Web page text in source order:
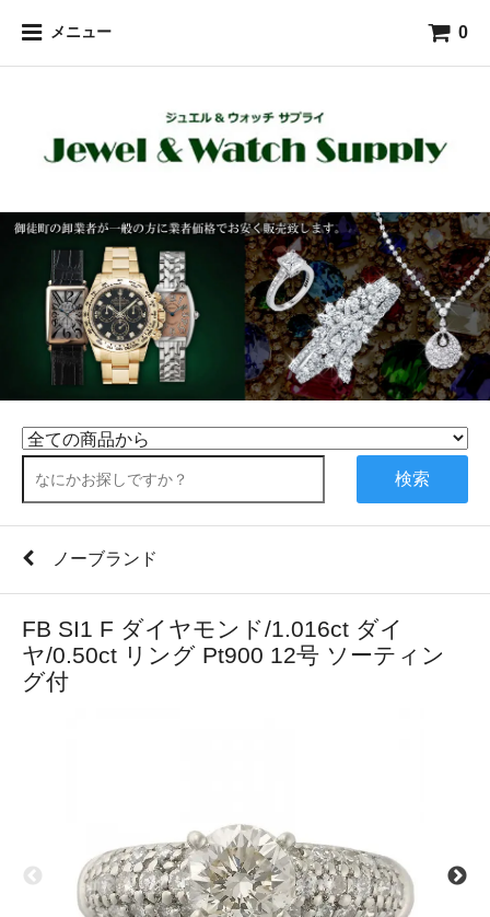
メニュー 0
検索
ノーブランド
FB SI1 F ダイヤモンド/1.016ct ダイ
ヤ/0.50ct リング Pt900 12号 ソーティン
グ付